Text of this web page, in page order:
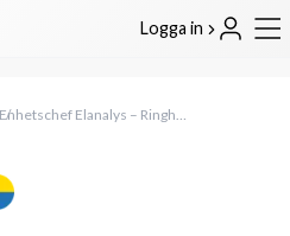
Logga in
Enhetschef Elanalys – Ringhals